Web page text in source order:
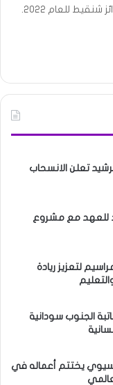
المؤتمرات في نواكشوط على حفل توزيع جوائز شنقيط للعام 2022.
تعلن الانسحاب
للعهد مع مشروع
لتعزيز ريادة
الجنوب سودانية
الآسيوي يختتم أعماله في